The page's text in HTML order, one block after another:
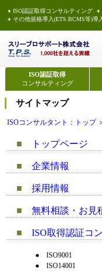
ISO認証取得コンサルティング
その他規格導入(ETS.BCMS等)導
ISO認証取得
コンサルティング
サイトマップ
ISOコンサルタント：トップ
■ トップページ
■ 企業情報
■ 採用情報
■ 無料相談・お見
■ ISO取得認証コ
● ISO9001
● ISO14001